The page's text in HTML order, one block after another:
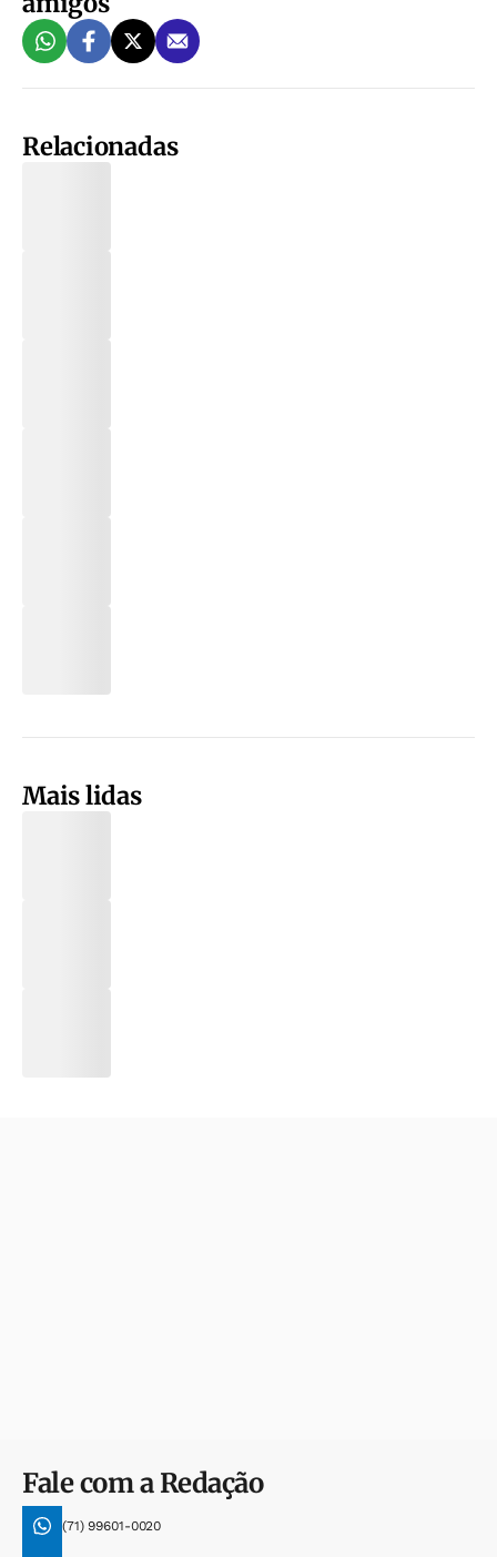
Relacionadas
Mais lidas
Fale com a Redação
(71) 99601-0020